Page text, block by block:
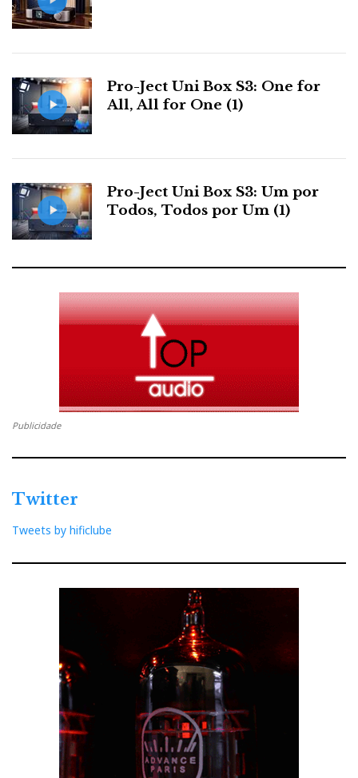
Pro-Ject Uni Box S3: One for
All, All for One (1)
Pro-Ject Uni Box S3: Um por
Todos, Todos por Um (1)
Publicidade
Twitter
Tweets by hificlube